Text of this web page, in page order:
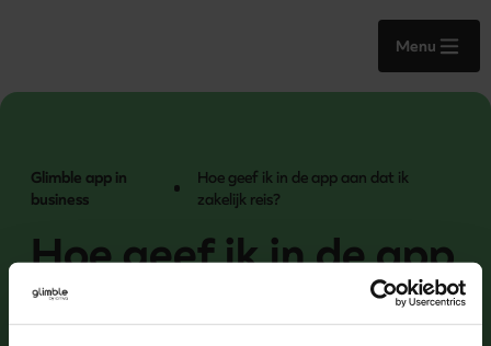
Menu
Glimble app in
business
Hoe geef ik in de app aan dat ik
zakelijk reis?
Hoe geef ik in de app
aan dat ik zakelijk